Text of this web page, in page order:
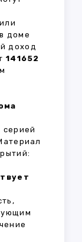
доме
доход
141652
серией